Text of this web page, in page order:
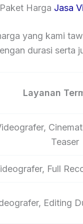
Harga Jasa
yang kami
durasi serta
Layanan
Teaser
Full
Editing